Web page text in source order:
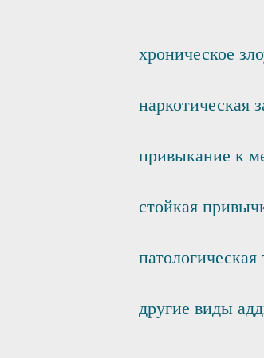
хроническое
наркотическая
привыкание к
стойкая
другие виды